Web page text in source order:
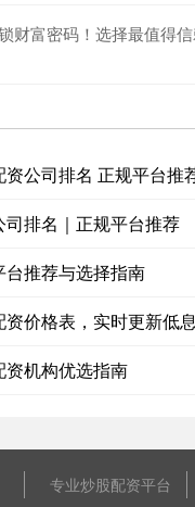
财富密码！选择最值得
资公司排名 正规平台推
司排名｜正规平台推荐
台推荐与选择指南
资价格表，实时更新低
资机构优选指南
专业炒股配资平台